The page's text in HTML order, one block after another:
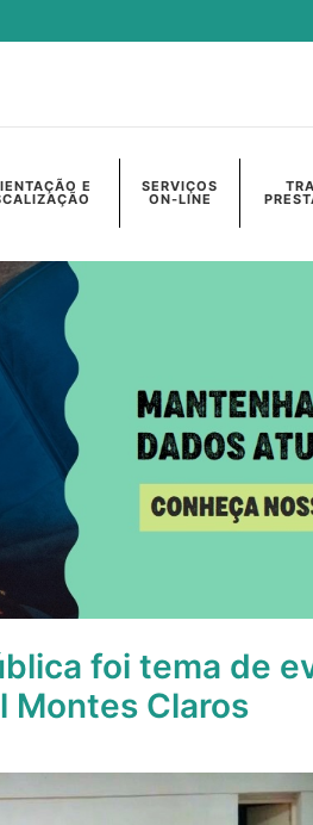
E SERVIÇOS
ON-LINE
foi tema de
Montes Claros